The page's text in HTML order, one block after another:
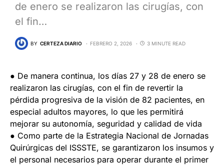
de enero se realizaron las cirugías, con
el fin…
BY CERTEZA DIARIO FEBRERO 2, 2026 3 MINUTE READ
● De manera continua, los días 27 y 28 de enero se
realizaron las cirugías, con el fin de revertir la
pérdida progresiva de la visión de 82 pacientes, en
especial adultos mayores, lo que les permitirá
mejorar su autonomía, seguridad y calidad de vida
● Como parte de la Estrategia Nacional de Jornadas
Quirúrgicas del ISSSTE, se garantizaron los insumos y
el personal necesarios para operar durante el primer